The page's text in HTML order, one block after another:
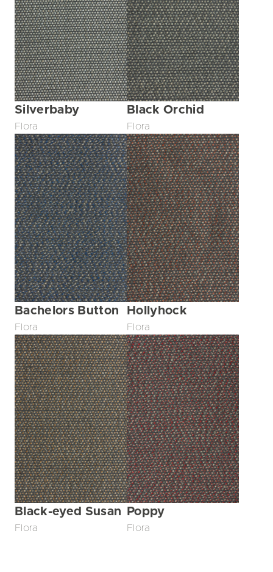
Silverbaby
Flora
Black Orchid
Flora
Bachelors Button
Flora
Hollyhock
Flora
Black-eyed Susan
Flora
Poppy
Flora